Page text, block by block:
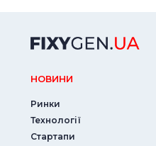
НОВИНИ
Ринки
Технології
Стартапи